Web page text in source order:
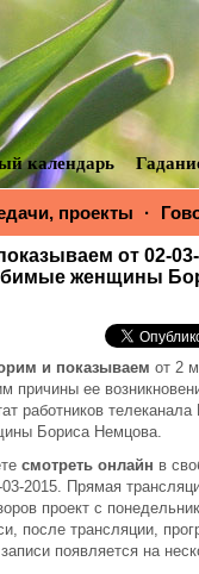
календарь
проекты ·
с Леонидом
от 02-
женщины
и показываем от 2
причины ее
работников
Бориса Немцова.
смотреть онлайн в
03-2015. Прямая
проект с
после трансляции,
появляется на